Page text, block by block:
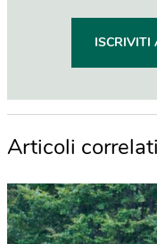
ISCRIVITI
Articoli correlati